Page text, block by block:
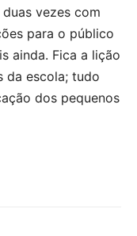
vezes com
para o público
ainda. Fica a lição
da escola; tudo
dos pequenos